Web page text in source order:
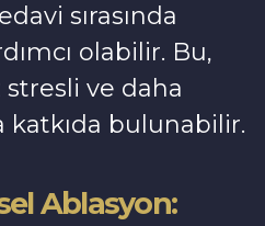
sırasında
olabilir. Bu,
ve daha
katkıda bulunabilir.
Ablasyon: